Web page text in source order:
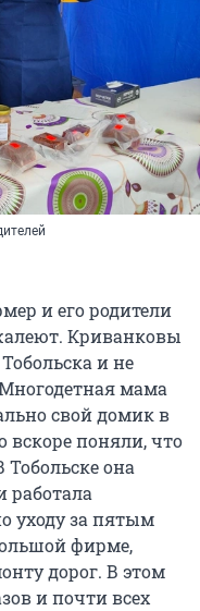
и его родители
Криванковы
и не
мама
свой домик в
вскоре поняли, что
она
работала
уходу за пятым
фирме,
дорог. В этом
и почти всех